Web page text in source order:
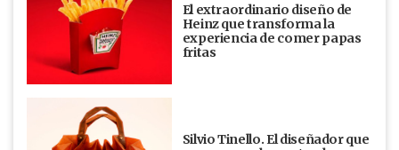
El extraordinario diseño de
Heinz que transforma la
experiencia de comer papas
fritas
Silvio Tinello. El diseñador que